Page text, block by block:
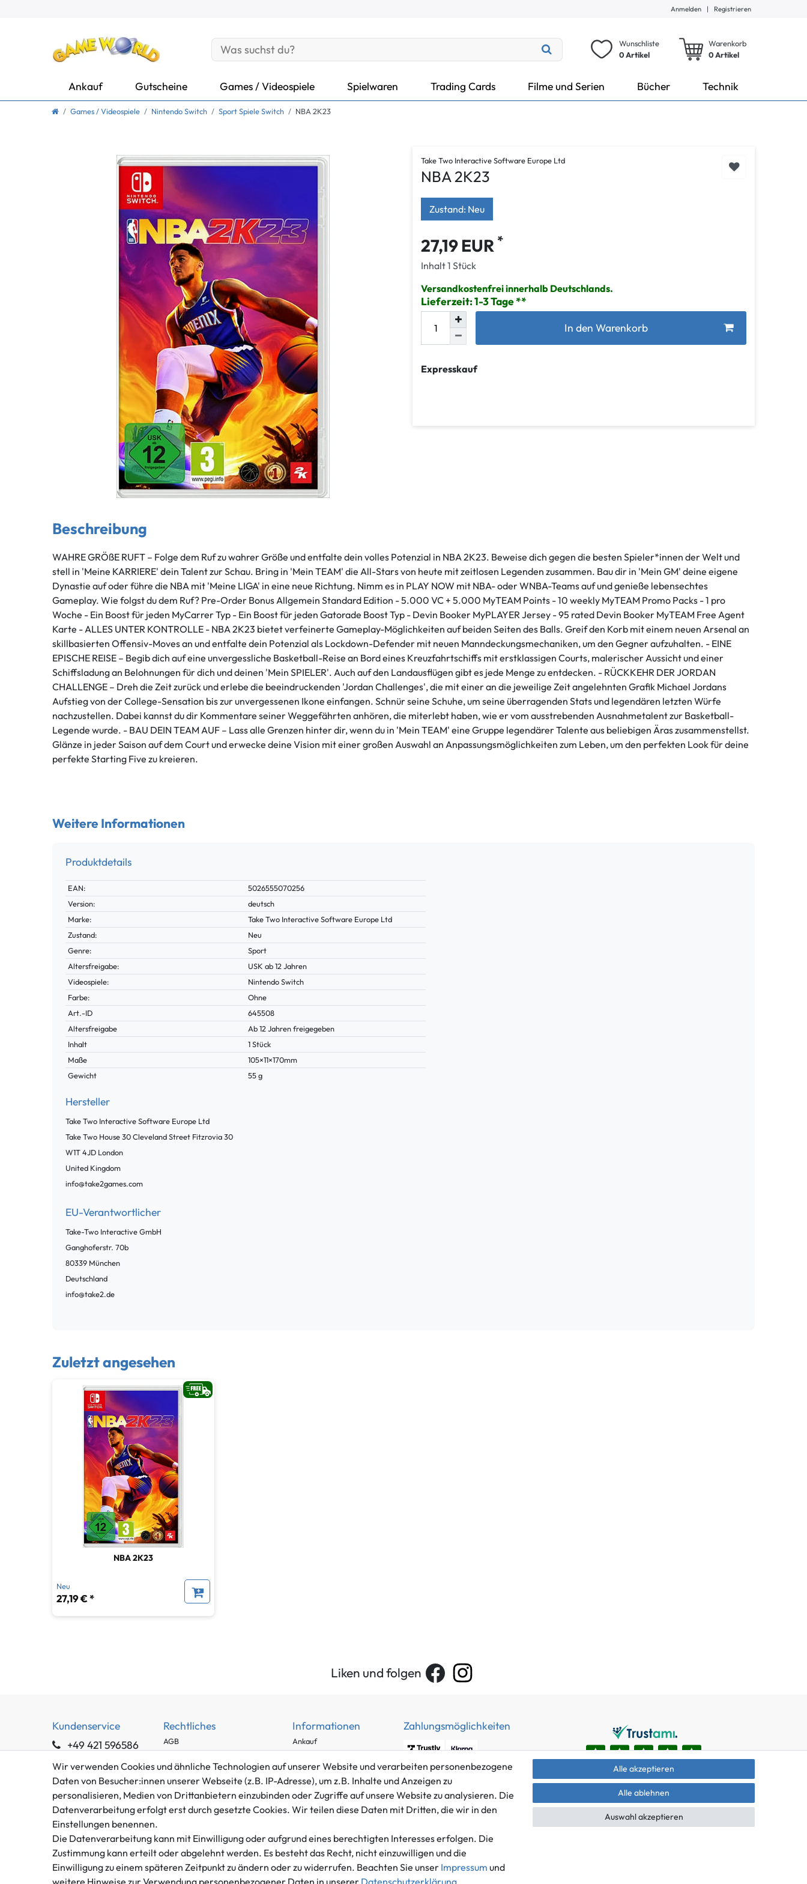
Anmelden | Registrieren
Wunschliste
0 Artikel
Warenkorb
0Artikel
Ankauf Gutscheine Games / Videospiele Spielwaren Trading Cards Filme und Serien Bücher Technik
Games / Videospiele Nintendo Switch Sport Spiele Switch NBA 2K23
Take Two Interactive Software Europe Ltd
NBA 2K23
Zustand: Neu
27,19 EUR *
Inhalt1 Stück
Versandkostenfrei innerhalb Deutschlands.
Lieferzeit: 1-3 Tage
In den Warenkorb
Expresskauf
Beschreibung
WAHRE GRÖßE RUFT – Folge dem Ruf zu wahrer Größe und entfalte dein volles Potenzial in NBA 2K23. Beweise dich gegen die besten Spieler*innen der Welt und
stell in 'Meine KARRIERE' dein Talent zur Schau. Bring in 'Mein TEAM' die All-Stars von heute mit zeitlosen Legenden zusammen. Bau dir in 'Mein GM' deine eigene
Dynastie auf oder führe die NBA mit 'Meine LIGA' in eine neue Richtung. Nimm es in PLAY NOW mit NBA- oder WNBA-Teams auf und genieße lebensechtes
Gameplay. Wie folgst du dem Ruf? Pre-Order Bonus Allgemein Standard Edition - 5.000 VC + 5.000 MyTEAM Points - 10 weekly MyTEAM Promo Packs - 1 pro
Woche - Ein Boost für jeden MyCarrer Typ - Ein Boost für jeden Gatorade Boost Typ - Devin Booker MyPLAYER Jersey - 95 rated Devin Booker MyTEAM Free Agent
Karte - ALLES UNTER KONTROLLE - NBA 2K23 bietet verfeinerte Gameplay-Möglichkeiten auf beiden Seiten des Balls. Greif den Korb mit einem neuen Arsenal an
skillbasierten Offensiv-Moves an und entfalte dein Potenzial als Lockdown-Defender mit neuen Manndeckungsmechaniken, um den Gegner aufzuhalten. - EINE
EPISCHE REISE – Begib dich auf eine unvergessliche Basketball-Reise an Bord eines Kreuzfahrtschiffs mit erstklassigen Courts, malerischer Aussicht und einer
Schiffsladung an Belohnungen für dich und deinen 'Mein SPIELER'. Auch auf den Landausflügen gibt es jede Menge zu entdecken. - RÜCKKEHR DER JORDAN
CHALLENGE – Dreh die Zeit zurück und erlebe die beeindruckenden 'Jordan Challenges', die mit einer an die jeweilige Zeit angelehnten Grafik Michael Jordans
Aufstieg von der College-Sensation bis zur unvergessenen Ikone einfangen. Schnür seine Schuhe, um seine überragenden Stats und legendären letzten Würfe
nachzustellen. Dabei kannst du dir Kommentare seiner Weggefährten anhören, die miterlebt haben, wie er vom ausstrebenden Ausnahmetalent zur Basketball-
Legende wurde. - BAU DEIN TEAM AUF – Lass alle Grenzen hinter dir, wenn du in 'Mein TEAM' eine Gruppe legendärer Talente aus beliebigen Äras zusammenstellst.
Glänze in jeder Saison auf dem Court und erwecke deine Vision mit einer großen Auswahl an Anpassungsmöglichkeiten zum Leben, um den perfekten Look für deine
perfekte Starting Five zu kreieren.
Weitere Informationen
Produktdetails
Technisches
Merkmal
Wert
EAN:
5026555070256
Version:
deutsch
Marke:
Take Two Interactive Software Europe Ltd
Zustand:
Neu
Genre:
Sport
Altersfreigabe:
USK ab 12 Jahren
Videospiele:
Nintendo Switch
Farbe:
Ohne
Technisches
Merkmal
Wert
Art.-ID
645508
Altersfreigabe
Ab 12 Jahren freigegeben
Inhalt
1 Stück
Maße
105×11×170mm
Gewicht
55 g
Hersteller
Take Two Interactive Software Europe Ltd
Take Two House 30 Cleveland Street Fitzrovia30
W1T 4JD London
United Kingdom
info@take2games.com
EU-Verantwortlicher
Take-Two Interactive GmbH
Ganghoferstr. 70b
80339 München
Deutschland
info@take2.de
Zuletzt angesehen
NBA 2K23
Neu
27,19 € *
Liken und folgen
Kundenservice
+49 421 596586
info@gameworld.de
Kontaktformular
Rechtliches
AGB
Datenschutzerklärung
Barrierefreiheitserklärung
Widerrufs­recht
Informationen
Ankauf
Häufig gestellte Fragen
Zahlung und Versand
Batterieentsorgung
Zahlungsmöglichkeiten
Mitglied im Händlerbund
Versand innerhalb Deutschlands.
Wir verwenden Cookies und ähnliche Technologien auf unserer Website und verarbeiten personenbezogene
Daten von Besucher:innen unserer Webseite (z.B. IP-Adresse), um z.B. Inhalte und Anzeigen zu
personalisieren, Medien von Drittanbietern einzubinden oder Zugriffe auf unsere Website zu analysieren. Die
Datenverarbeitung erfolgt erst durch gesetzte Cookies. Wir teilen diese Daten mit Dritten, die wir in den
Einstellungen benennen.
Die Datenverarbeitung kann mit Einwilligung oder aufgrund eines berechtigten Interesses erfolgen. Die
Zustimmung kann erteilt oder abgelehnt werden. Es besteht das Recht, nicht einzuwilligen und die
Einwilligung zu einem späteren Zeitpunkt zu ändern oder zu widerrufen. Beachten Sie unser Impressum und
weitere Hinweise zur Verwendung personenbezogener Daten in unserer Daten­schutz­erklärung
Alle akzeptieren
Alle ablehnen
Auswahl akzeptieren